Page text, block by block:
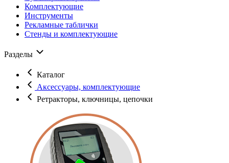
Комплектующие
Инструменты
Рекламные таблички
Стенды и комплектующие
Разделы
Каталог
Аксессуары, комплектующие
Ретракторы, ключницы, цепочки